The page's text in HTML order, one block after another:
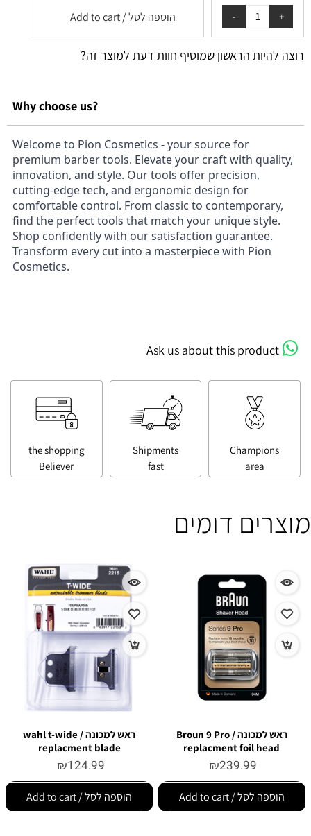
הוספה לסל / Add to cart
רוצה להיות הראשון שמוסיף חוות דעת למוצר זה?
Why choose us?
Welcome to Pion Cosmetics - your source for
premium barber tools. Elevate your craft with quality,
innovation, and style. Our tools offer precision,
cutting-edge tech, and ergonomic design for
comfortable control. From classic to contemporary,
find the perfect tools that match your unique style.
Shop confidently with our satisfaction guarantee.
Transform every cut into a masterpiece with Pion
Cosmetics.
Ask us about this product
Champions
area
Shipments
fast
the shopping
Believer
מוצרים דומים
ראש למכונה / Broun 9 Pro
replacment foil head
₪239.99
הוספה לסל / Add to cart
ראש למכונה / wahl t-wide
replacment blade
₪124.99
הוספה לסל / Add to cart